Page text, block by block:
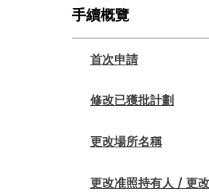
手續概覽
首次申請
修改已獲批計劃
更改場所名稱
更改准照持有人 / 更